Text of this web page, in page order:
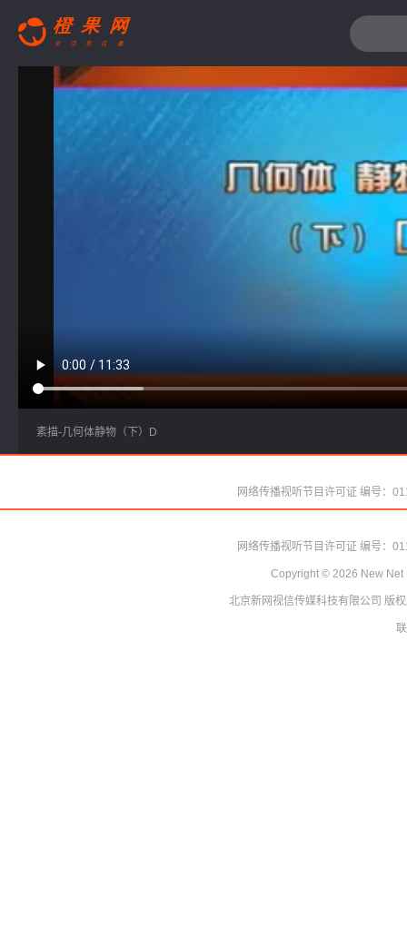
搜索关键词
素描-几何体静物（下）D
网络传播视听节目许可证 编号：
Copyright ©2026 New
北京新网视信传媒科技有限公司版
网络传播视听节目许可证 编号：
北京新网视信传媒科技有限公司版